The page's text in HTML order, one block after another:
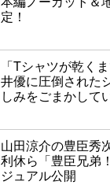
定！
「Tシャツが乾く
井優に圧倒された
しみをごまかして
山田涼介の豊臣秀
利休ら「豊臣兄弟
ジュアル公開